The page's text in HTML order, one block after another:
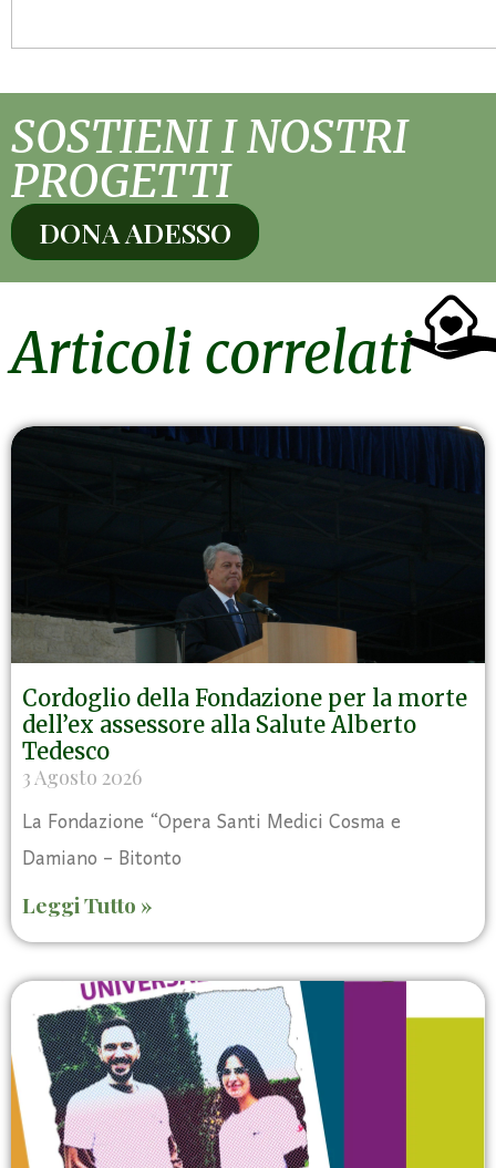
SOSTIENI I NOSTRI
PROGETTI
DONA ADESSO
Articoli correlati
Cordoglio della Fondazione per la morte
dell’ex assessore alla Salute Alberto
Tedesco
3 Agosto 2026
La Fondazione “Opera Santi Medici Cosma e
Damiano – Bitonto
Leggi Tutto »